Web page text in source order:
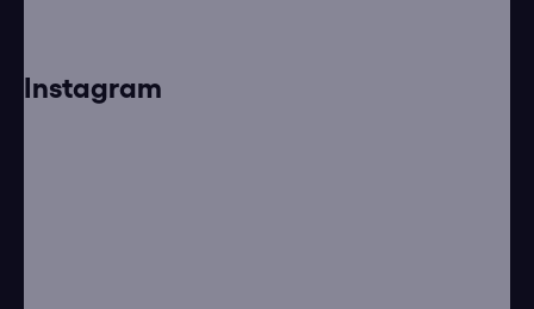
Instagram